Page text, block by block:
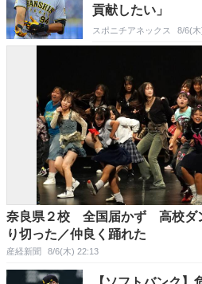
貢献したい」
スポニチアネックス 8/6(
奈良県２校 全国届かず 高校ダ
り切った／仲良く踊れた
産経新聞 8/6(木) 22:13